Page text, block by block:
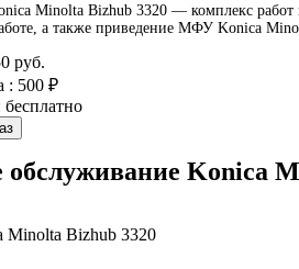
Minolta Bizhub 3320 — комплекс работ
а также приведение МФУ Konica
руб.
: 500 ₽
обслуживание Konica
Minolta Bizhub 3320